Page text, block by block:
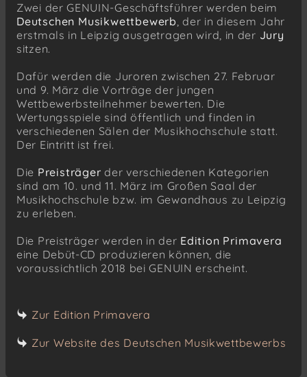
Zwei der GENUIN-Geschäftsführer werden beim
Deutschen Musikwettbewerb, der in diesem Jahr
erstmals in Leipzig ausgetragen wird, in der Jury
sitzen.
Dafür werden die Juroren zwischen 27. Februar
und 9. März die Vorträge der jungen
Wettbewerbsteilnehmer bewerten. Die
Wertungsspiele sind öffentlich und finden in
verschiedenen Sälen der Musikhochschule statt.
Der Eintritt ist frei.
Die Preisträger der verschiedenen Kategorien
sind am 10. und 11. März im Großen Saal der
Musikhochschule bzw. im Gewandhaus zu Leipzig
zu erleben.
Die Preisträger werden in der Edition Primavera
eine Debüt-CD produzieren können, die
voraussichtlich 2018 bei GENUIN erscheint.
Zur Edition Primavera
Zur Website des Deutschen Musikwettbewerbs